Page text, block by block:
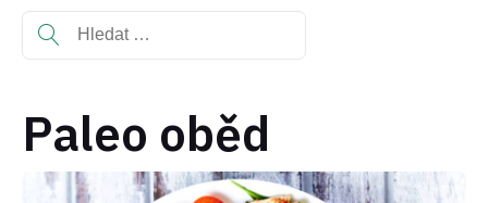
Vyhledávání
Paleo oběd